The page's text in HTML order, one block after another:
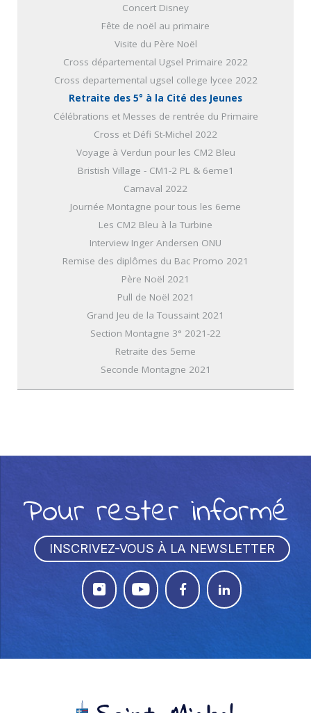
Concert Disney
Fête de noël au primaire
Visite du Père Noël
Cross départemental Ugsel Primaire 2022
Cross departemental ugsel college lycee 2022
Retraite des 5° à la Cité des Jeunes
Célébrations et Messes de rentrée du Primaire
Cross et Défi St-Michel 2022
Voyage à Verdun pour les CM2 Bleu
Bristish Village - CM1-2 PL & 6eme1
Carnaval 2022
Journée Montagne pour tous les 6eme
Les CM2 Bleu à la Turbine
Interview Inger Andersen ONU
Remise des diplômes du Bac Promo 2021
Père Noël 2021
Pull de Noël 2021
Grand Jeu de la Toussaint 2021
Section Montagne 3° 2021-22
Retraite des 5eme
Seconde Montagne 2021
Pour rester informé
INSCRIVEZ-VOUS À LA NEWSLETTER
   